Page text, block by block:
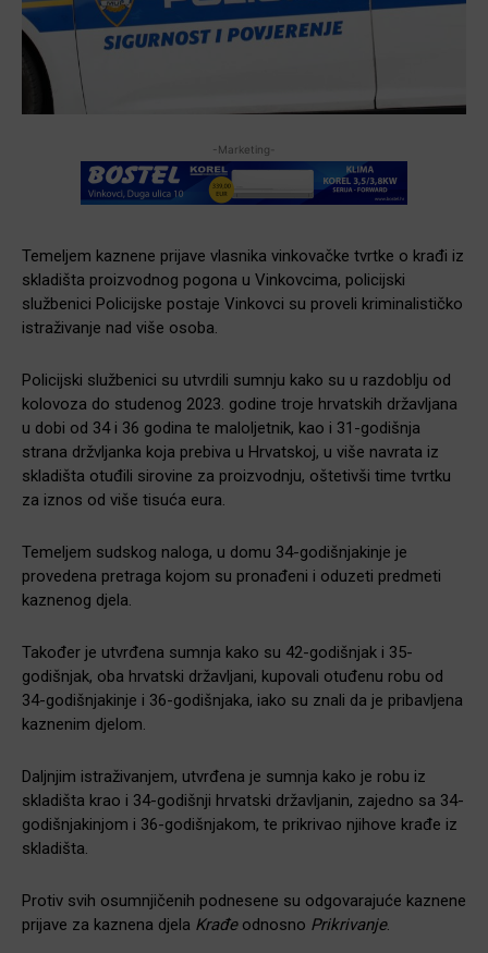
-Marketing-
Temeljem kaznene prijave vlasnika vinkovačke tvrtke o krađi iz
skladišta proizvodnog pogona u Vinkovcima, policijski
službenici Policijske postaje Vinkovci su proveli kriminalističko
istraživanje nad više osoba.
Policijski službenici su utvrdili sumnju kako su u razdoblju od
kolovoza do studenog 2023. godine troje hrvatskih državljana
u dobi od 34 i 36 godina te maloljetnik, kao i 31-godišnja
strana držvljanka koja prebiva u Hrvatskoj, u više navrata iz
skladišta otuđili sirovine za proizvodnju, oštetivši time tvrtku
za iznos od više tisuća eura.
Temeljem sudskog naloga, u domu 34-godišnjakinje je
provedena pretraga kojom su pronađeni i oduzeti predmeti
kaznenog djela.
Također je utvrđena sumnja kako su 42-godišnjak i 35-
godišnjak, oba hrvatski državljani, kupovali otuđenu robu od
34-godišnjakinje i 36-godišnjaka, iako su znali da je pribavljena
kaznenim djelom.
Daljnjim istraživanjem, utvrđena je sumnja kako je robu iz
skladišta krao i 34-godišnji hrvatski državljanin, zajedno sa 34-
godišnjakinjom i 36-godišnjakom, te prikrivao njihove krađe iz
skladišta.
Protiv svih osumnjičenih podnesene su odgovarajuće kaznene
prijave za kaznena djela Krađeodnosno Prikrivanje.